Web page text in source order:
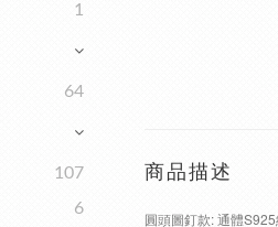
1
64
107
6
商品描述
圓頭圖釘款: 通體